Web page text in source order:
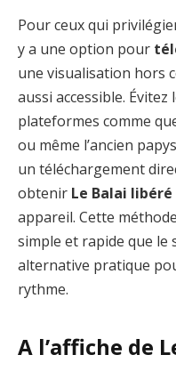
Pour ceux qui
y a une option pour
une visualisation hors
aussi accessible.
plateformes comme
ou même l’ancien
un téléchargement
obtenir Le Balai
appareil. Cette
simple et rapide que
alternative pratique
rythme.
A l’affiche de